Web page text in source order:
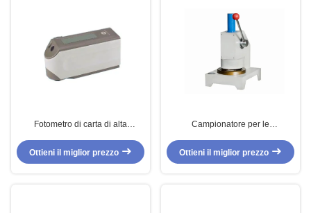
Fotometro di carta di alta
di integrazione delle
apparecchiature di collaudo
Ottieni il miglior prezzo
Campionatore per le
carta, attrezzatura di Cobb di
campionamento dedicata elettrica
Ottieni il miglior prezzo